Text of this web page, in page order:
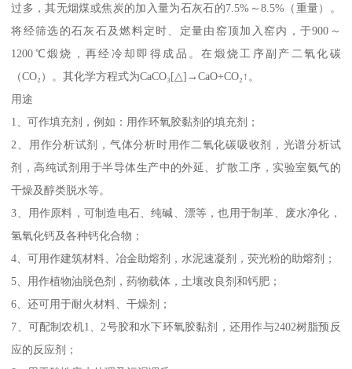
过多，其无烟煤或焦炭的加入量为石灰石的7.5%～8.5%（重量）。
将经筛选的石灰石及燃料定时、定量由窑顶加入窑内，于900～
1200℃煅烧，再经冷却即得成品。在煅烧工序副产二氧化碳
（CO₂）。其化学方程式为CaCO₃[△]→CaO+CO₂↑。
用途
1、可作填充剂，例如：用作环氧胶黏剂的填充剂；
2、用作分析试剂，气体分析时用作二氧化碳吸收剂，光谱分析试
剂，高纯试剂用于半导体生产中的外延、扩散工序，实验室氨气的
干燥及醇类脱水等。
3、用作原料，可制造电石、纯碱、漂等，也用于制革、废水净化，
氢氧化钙及各种钙化合物；
4、可用作建筑材料、冶金助熔剂，水泥速凝剂，荧光粉的助熔剂；
5、用作植物油脱色剂，药物载体，土壤改良剂和钙肥；
6、还可用于耐火材料、干燥剂；
7、可配制农机1、2号胶和水下环氧胶黏剂，还用作与2402树脂预反
应的反应剂；